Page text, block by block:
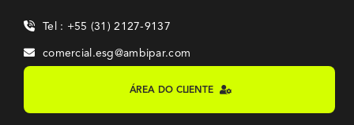
content
Tel : +55 (31) 2127-9137
comercial.esg@ambipar.com
ÁREA DO CLIENTE